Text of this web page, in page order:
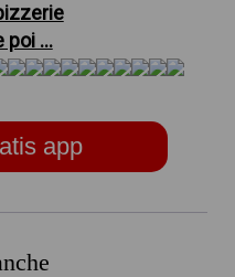
poi ...
app